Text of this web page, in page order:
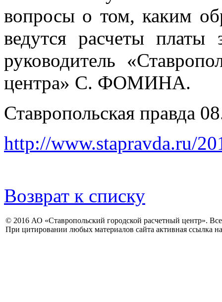
вопросы о том, каким
ведутся расчеты платы
руководитель
центра» С. ФОМИНА.
Ставропольская правда
http://www.stapravda.ru/
Возврат к списку
© 2016 АО «Ставропольский городской расчетный центр».
При цитировании любых материалов сайта активная ссылка